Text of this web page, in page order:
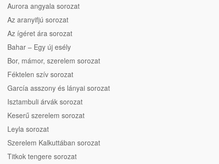
Aurora angyala sorozat
Az aranyifjú sorozat
Az ígéret ára sorozat
Bahar – Egy új esély
Bor, mámor, szerelem sorozat
Féktelen szív sorozat
García asszony és lányai sorozat
Isztambuli árvák sorozat
Keserű szerelem sorozat
Leyla sorozat
Szerelem Kalkuttában sorozat
Titkok tengere sorozat